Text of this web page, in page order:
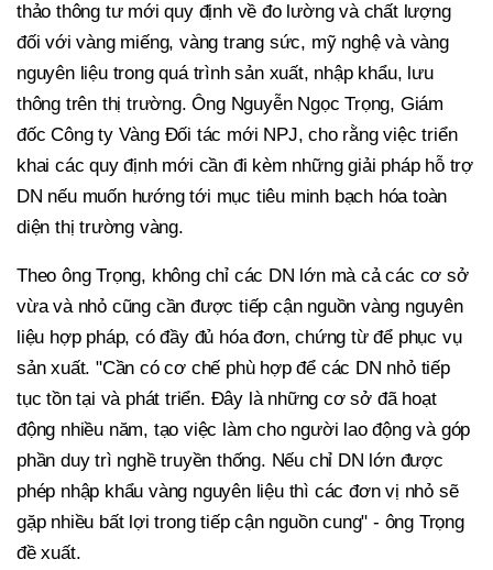
thảo thông tư mới quy định về đo lường và chất lượng
đối với vàng miếng, vàng trang sức, mỹ nghệ và vàng
nguyên liệu trong quá trình sản xuất, nhập khẩu, lưu
thông trên thị trường. Ông Nguyễn Ngọc Trọng, Giám
đốc Công ty Vàng Đối tác mới NPJ, cho rằng việc triển
khai các quy định mới cần đi kèm những giải pháp hỗ trợ
DN nếu muốn hướng tới mục tiêu minh bạch hóa toàn
diện thị trường vàng.
Theo ông Trọng, không chỉ các DN lớn mà cả các cơ sở
vừa và nhỏ cũng cần được tiếp cận nguồn vàng nguyên
liệu hợp pháp, có đầy đủ hóa đơn, chứng từ để phục vụ
sản xuất. "Cần có cơ chế phù hợp để các DN nhỏ tiếp
tục tồn tại và phát triển. Đây là những cơ sở đã hoạt
động nhiều năm, tạo việc làm cho người lao động và góp
phần duy trì nghề truyền thống. Nếu chỉ DN lớn được
phép nhập khẩu vàng nguyên liệu thì các đơn vị nhỏ sẽ
gặp nhiều bất lợi trong tiếp cận nguồn cung" - ông Trọng
đề xuất.